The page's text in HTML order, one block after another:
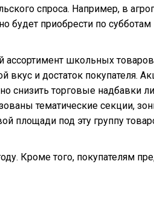
спроса. Например, в
приобрести по субботам
школьных
и достаток покупателя.
снизить торговые надбавки
тематические секции,
площади под эту группу
Кроме того, покупателям